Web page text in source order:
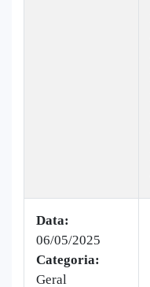
Data:
06/05/2025
Categoria:
Geral